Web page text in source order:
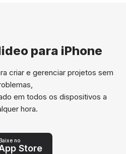
para iPhone
criar e gerenciar projetos sem
em todos os dispositivos a
hora.
no
Store